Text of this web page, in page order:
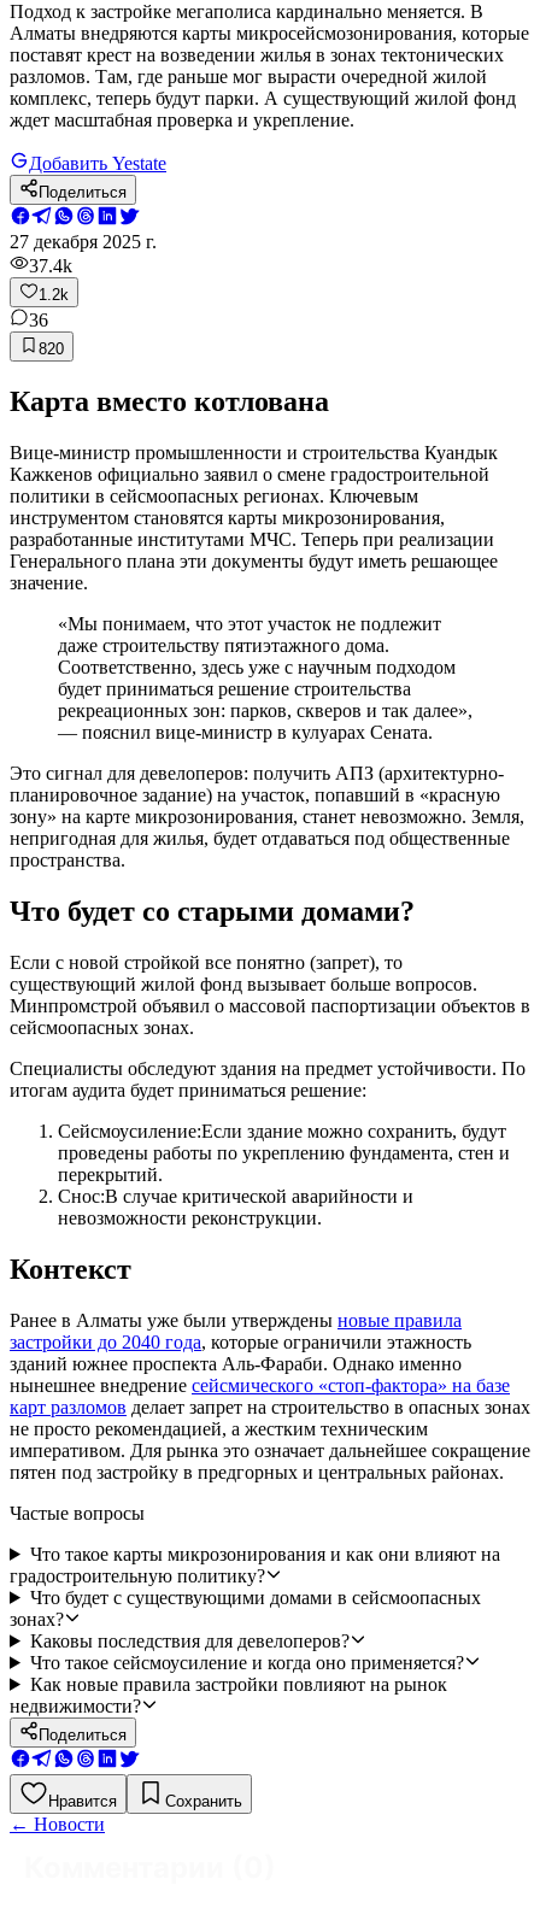
Подход к застройке мегаполиса кардинально меняется. В
Алматы внедряются карты микросейсмозонирования, которые
поставят крест на возведении жилья в зонах тектонических
разломов. Там, где раньше мог вырасти очередной жилой
комплекс, теперь будут парки. А существующий жилой фонд
ждет масштабная проверка и укрепление.
Добавить Yestate
Поделиться
27 декабря 2025 г.
37.4k
1.2k
36
820
Карта вместо котлована
Вице-министр промышленности и строительства Куандык
Кажкенов официально заявил о смене градостроительной
политики в сейсмоопасных регионах. Ключевым
инструментом становятся карты микрозонирования,
разработанные институтами МЧС. Теперь при реализации
Генерального плана эти документы будут иметь решающее
значение.
«Мы понимаем, что этот участок не подлежит
даже строительству пятиэтажного дома.
Соответственно, здесь уже с научным подходом
будет приниматься решение строительства
рекреационных зон: парков, скверов и так далее»,
— пояснил вице-министр в кулуарах Сената.
Это сигнал для девелоперов: получить АПЗ (архитектурно-
планировочное задание) на участок, попавший в «красную
зону» на карте микрозонирования, станет невозможно. Земля,
непригодная для жилья, будет отдаваться под общественные
пространства.
Что будет со старыми домами?
Если с новой стройкой все понятно (запрет), то
существующий жилой фонд вызывает больше вопросов.
Минпромстрой объявил о массовой паспортизации объектов в
сейсмоопасных зонах.
Специалисты обследуют здания на предмет устойчивости. По
итогам аудита будет приниматься решение:
Сейсмоусиление:Если здание можно сохранить, будут
проведены работы по укреплению фундамента, стен и
перекрытий.
Снос:В случае критической аварийности и
невозможности реконструкции.
Контекст
Ранее в Алматы уже были утверждены новые правила
застройки до 2040 года, которые ограничили этажность
зданий южнее проспекта Аль-Фараби. Однако именно
нынешнее внедрение сейсмического «стоп-фактора» на базе
карт разломов делает запрет на строительство в опасных зонах
не просто рекомендацией, а жестким техническим
императивом. Для рынка это означает дальнейшее сокращение
пятен под застройку в предгорных и центральных районах.
Частые вопросы
Что такое карты микрозонирования и как они влияют на
градостроительную политику?
Что будет с существующими домами в сейсмоопасных
зонах?
Каковы последствия для девелоперов?
Что такое сейсмоусиление и когда оно применяется?
Как новые правила застройки повлияют на рынок
недвижимости?
Поделиться
Нравится Сохранить
← Новости